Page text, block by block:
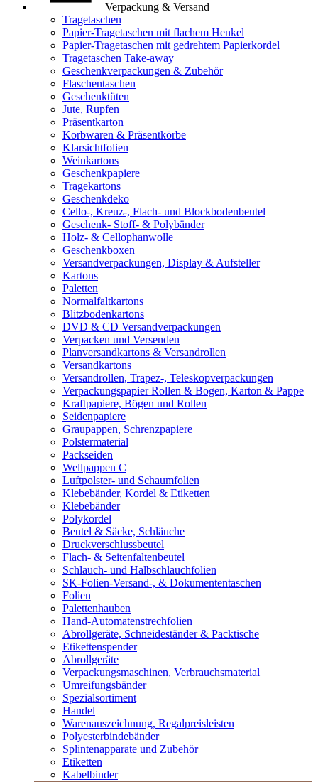
Verpackung & Versand
Tragetaschen
Papier-Tragetaschen mit flachem Henkel
Papier-Tragetaschen mit gedrehtem Papierkordel
Tragetaschen Take-away
Geschenkverpackungen & Zubehör
Flaschentaschen
Geschenktüten
Jute, Rupfen
Präsentkarton
Korbwaren & Präsentkörbe
Klarsichtfolien
Weinkartons
Geschenkpapiere
Tragekartons
Geschenkdeko
Cello-, Kreuz-, Flach- und Blockbodenbeutel
Geschenk- Stoff- & Polybänder
Holz- & Cellophanwolle
Geschenkboxen
Versandverpackungen, Display & Aufsteller
Kartons
Paletten
Normalfaltkartons
Blitzbodenkartons
DVD & CD Versandverpackungen
Verpacken und Versenden
Planversandkartons & Versandrollen
Versandkartons
Versandrollen, Trapez-, Teleskopverpackungen
Verpackungspapier Rollen & Bogen, Karton & Pappe
Kraftpapiere, Bögen und Rollen
Seidenpapiere
Graupappen, Schrenzpapiere
Polstermaterial
Packseiden
Wellpappen C
Luftpolster- und Schaumfolien
Klebebänder, Kordel & Etiketten
Klebebänder
Polykordel
Beutel & Säcke, Schläuche
Druckverschlussbeutel
Flach- & Seitenfaltenbeutel
Schlauch- und Halbschlauchfolien
SK-Folien-Versand-, & Dokumententaschen
Folien
Palettenhauben
Hand-Automatenstrechfolien
Abrollgeräte, Schneideständer & Packtische
Etikettenspender
Abrollgeräte
Verpackungsmaschinen, Verbrauchsmaterial
Umreifungsbänder
Spezialsortiment
Handel
Warenauszeichnung, Regalpreisleisten
Polyesterbindebänder
Splintenapparate und Zubehör
Etiketten
Kabelbinder